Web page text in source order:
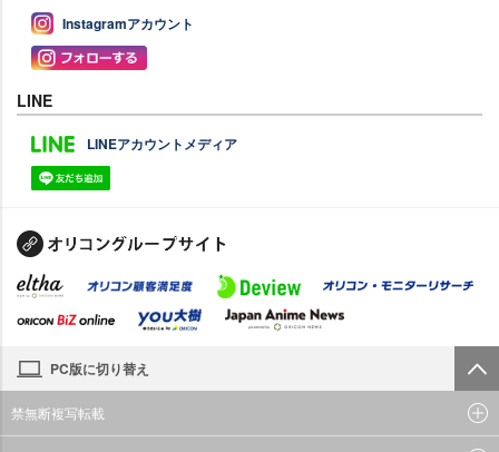
Instagramアカウント
LINE
LINEアカウントメディア
PC版に切り替え
禁無断複写転載